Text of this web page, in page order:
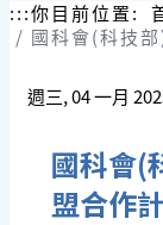
跳:::你目前位置:
國科會(科技
週三, 04 一月
國科會(
盟合作